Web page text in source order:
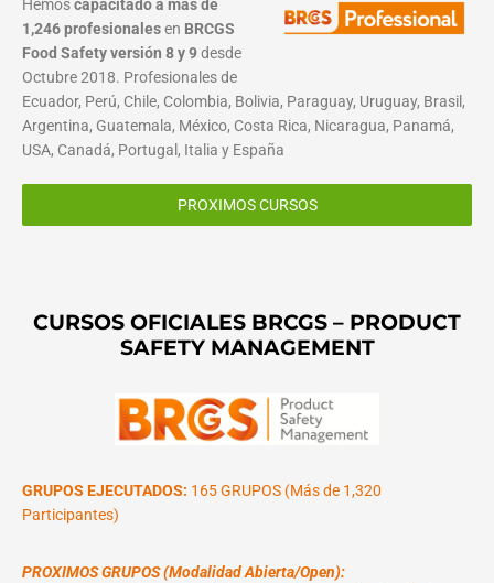
Hemoscapacitado a más de
1,246 profesionalesen BRCGS
Food Safety versión 8 y 9desde
Octubre 2018. Profesionales de
Ecuador, Perú, Chile, Colombia, Bolivia, Paraguay, Uruguay, Brasil,
Argentina, Guatemala, México, Costa Rica, Nicaragua, Panamá,
USA, Canadá, Portugal, Italia y España
PROXIMOS CURSOS
CURSOS OFICIALES BRCGS – PRODUCT
SAFETY MANAGEMENT
GRUPOS EJECUTADOS: 165 GRUPOS (Más de 1,320
Participantes)
PROXIMOS GRUPOS (Modalidad Abierta/Open):